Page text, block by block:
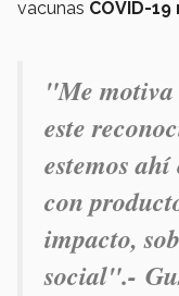
vacunas COVID-19
"Me
este
estemos
con
impacto,
social".-